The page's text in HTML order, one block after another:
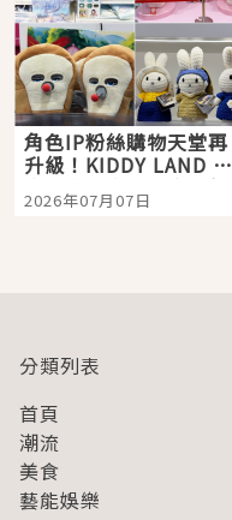
角色IP粉絲購物天堂再
升級！KIDDY LAND 原
宿店吉伊卡哇迎客，新
開幕 OMOKADO 店3分
2026年07月07日
分類列表
首頁
潮流
美食
藝能娛樂